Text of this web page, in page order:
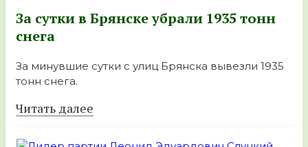
За сутки в Брянске убрали 1935 тонн
снега
За минувшие сутки с улиц Брянска вывезли 1935
тонн снега.
Читать далее